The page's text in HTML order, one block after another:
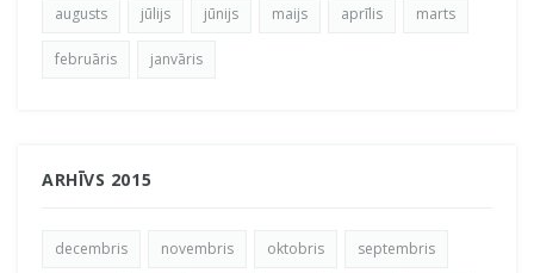
augusts jūlijs jūnijs maijs aprīlis marts
februāris janvāris
ARHĪVS 2015
decembris novembris oktobris septembris